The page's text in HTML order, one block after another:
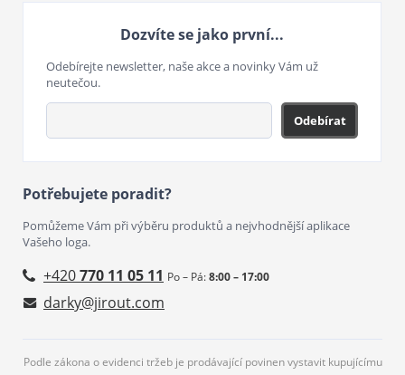
Dozvíte se jako první...
Odebírejte newsletter, naše akce a novinky Vám už
neutečou.
Odebírat
Potřebujete poradit?
Pomůžeme Vám při výběru produktů a nejvhodnější aplikace
Vašeho loga.
+420770 11 05 11 Po – Pá:8:00 – 17:00
darky@jirout.com
Podle zákona o evidenci tržeb je prodávající povinen vystavit kupujícímu